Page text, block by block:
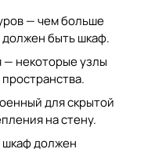
— чем больше
быть шкаф.
— некоторые узлы
для скрытой
на стену.
шкаф должен